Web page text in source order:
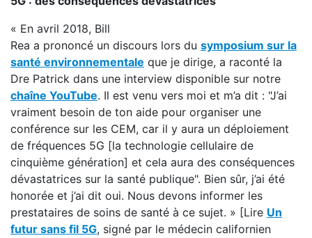
« En avril 2018, Bill
Rea a prononcé un discours lors du symposium sur la
santé environnementale que je dirige, a raconté la
Dre Patrick dans une interview disponible sur notre
chaîne YouTube. Il est venu vers moi et m’a dit : "J’ai
vraiment besoin de ton aide pour organiser une
conférence sur les CEM, car il y aura un déploiement
de fréquences 5G [la technologie cellulaire de
cinquième génération] et cela aura des conséquences
dévastatrices sur la santé publique". Bien sûr, j’ai été
honorée et j’ai dit oui. Nous devons informer les
prestataires de soins de santé à ce sujet. » [Lire Un
futur sans fil 5G, signé par le médecin californien